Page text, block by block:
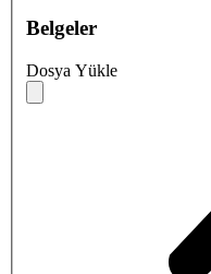
Belgeler
Dosya Yükle